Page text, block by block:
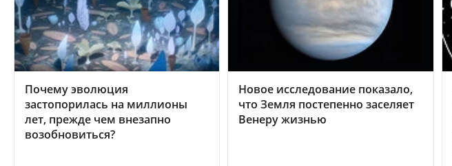
Почему эволюция
застопорилась на миллионы
лет, прежде чем внезапно
возобновиться?
Новое исследование показало,
что Земля постепенно заселяет
Венеру жизнью